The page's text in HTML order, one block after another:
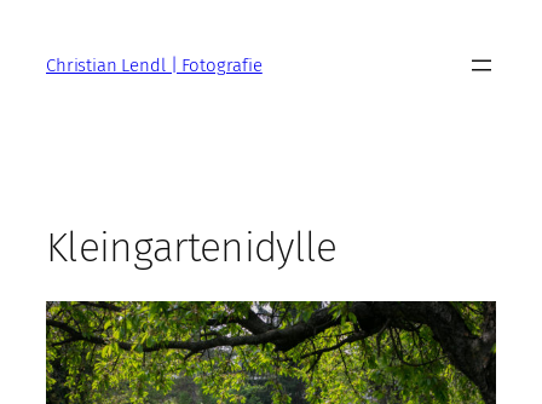
springenChristian Lendl | Fotografie
Kleingartenidylle